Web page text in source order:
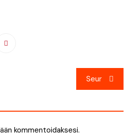
Seur
kommentoidaksesi.